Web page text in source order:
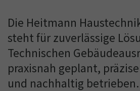
Die Heitmann
steht für zuverlässige
Technischen
praxisnah geplant,
und nachhaltig betrieben.